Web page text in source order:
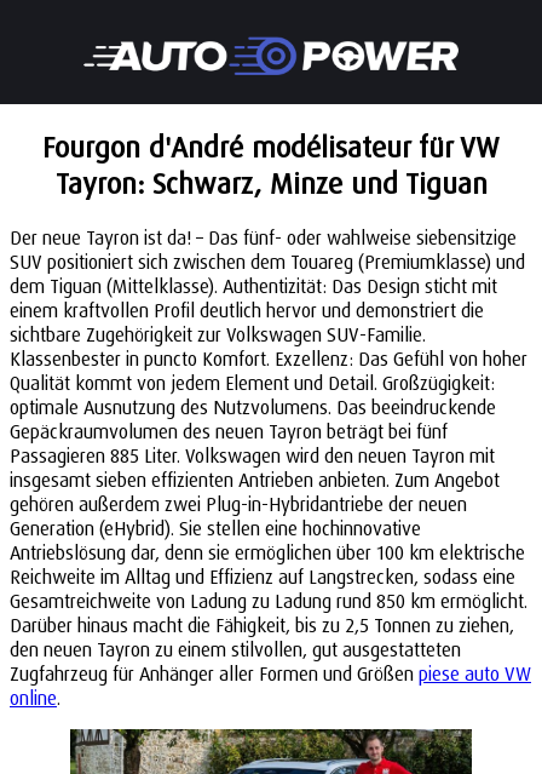
Fourgon d'André modélisateur für VW
Tayron: Schwarz, Minze und Tiguan
Der neue Tayron ist da! – Das fünf- oder wahlweise siebensitzige
SUV positioniert sich zwischen dem Touareg (Premiumklasse) und
dem Tiguan (Mittelklasse). Authentizität: Das Design sticht mit
einem kraftvollen Profil deutlich hervor und demonstriert die
sichtbare Zugehörigkeit zur Volkswagen SUV-Familie.
Klassenbester in puncto Komfort. Exzellenz: Das Gefühl von hoher
Qualität kommt von jedem Element und Detail. Großzügigkeit:
optimale Ausnutzung des Nutzvolumens. Das beeindruckende
Gepäckraumvolumen des neuen Tayron beträgt bei fünf
Passagieren 885 Liter. Volkswagen wird den neuen Tayron mit
insgesamt sieben effizienten Antrieben anbieten. Zum Angebot
gehören außerdem zwei Plug-in-Hybridantriebe der neuen
Generation (eHybrid). Sie stellen eine hochinnovative
Antriebslösung dar, denn sie ermöglichen über 100 km elektrische
Reichweite im Alltag und Effizienz auf Langstrecken, sodass eine
Gesamtreichweite von Ladung zu Ladung rund 850 km ermöglicht.
Darüber hinaus macht die Fähigkeit, bis zu 2,5 Tonnen zu ziehen,
den neuen Tayron zu einem stilvollen, gut ausgestatteten
Zugfahrzeug für Anhänger aller Formen und Größen piese auto VW
online.